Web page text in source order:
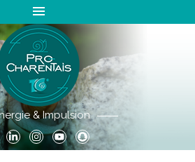
& Impulsion